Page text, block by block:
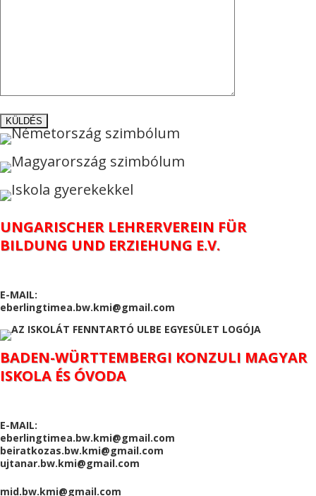
UNGARISCHER LEHRERVEREIN FÜR
BILDUNG UND ERZIEHUNG E.V.
E-MAIL:
eberlingtimea.bw.kmi@gmail.com
BADEN-WÜRTTEMBERGI KONZULI MAGYAR
ISKOLA ÉS ÓVODA
E-MAIL:
eberlingtimea.bw.kmi@gmail.com
beiratkozas.bw.kmi@gmail.com
ujtanar.bw.kmi@gmail.com
mid.bw.kmi@gmail.com